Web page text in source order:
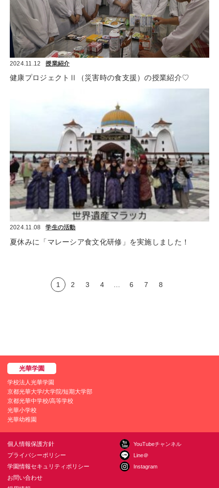
2024.11.12 授業紹介
健康プロジェクトⅡ（災害時の食支援）の授業紹介♡
2024.11.08 学生の活動
夏休みに「マレーシア食文化研修」を実施しました！
1 2 3 4 6 7 8
学校法人光華学園
京都光華大学/大学院/短期大学部
京都光華中学校/高等学校
光華小学校
光華幼稚園
個人情報保護方針
プライバシーポリシー
学園情報セキュリティポリシー
お問い合わせ
YouTubeチャンネル
Line＠
Instagram